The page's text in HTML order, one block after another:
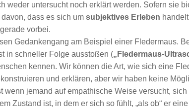
weder untersucht noch erklärt werden. Sofern sie
dass es sich um subjektives Erleben
vorbei.
Gedankengang am Beispiel einer Fledermaus.
in schneller Folge ausstoßen („Fledermaus-
kennen. Wir können die Art, wie sich eine
und erklären, aber wir haben keine
wenn jemand auf empathische Weise versucht,
Zustand ist, in dem er sich so fühlt, „als ob“ er